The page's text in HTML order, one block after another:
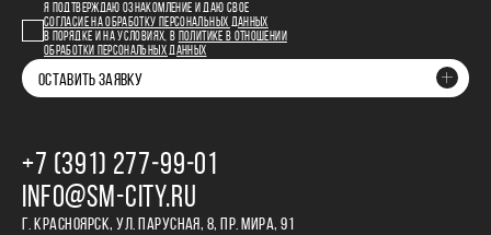
Я ПОДТВЕРЖДАЮ ОЗНАКОМЛЕНИЕ И ДАЮ СВОЕ
СОГЛАСИЕ НА ОБРАБОТКУ ПЕРСОНАЛЬНЫХ ДАННЫХ
В ПОРЯДКЕ И НА УСЛОВИЯХ, В
ПОЛИТИКЕ В ОТНОШЕНИИ
ОБРАБОТКИ ПЕРСОНАЛЬНЫХ ДАННЫХ
ОСТАВИТЬ ЗАЯВКУ
+7 (391) 277‒99‒01
INFO@SM-CITY.RU
Г. КРАСНОЯРСК, УЛ. ПАРУСНАЯ, 8, ПР. МИРА, 91